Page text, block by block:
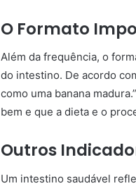
O Formato
Além da frequência, o
do intestino. De acordo
como uma banana
bem e que a dieta e o
Outros
Um intestino saudável